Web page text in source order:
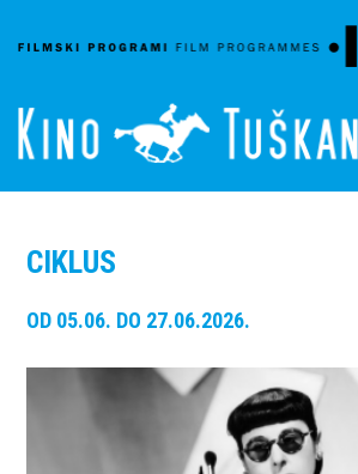
CIKLUS
OD 05.06. DO 27.06.2026.